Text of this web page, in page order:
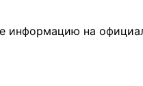
информацию на